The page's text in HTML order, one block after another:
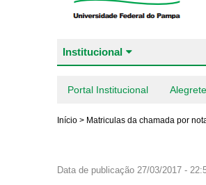
Institucional
Portal Institucional Alegrete
Início > Matriculas da chamada por
Data de publicação 27/03/2017 -